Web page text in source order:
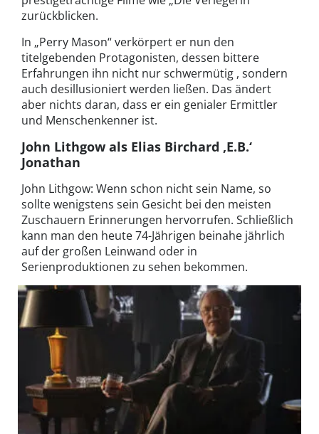
zurückblicken.
In „Perry Mason“ verkörpert er nun den
titelgebenden Protagonisten, dessen bittere
Erfahrungen ihn nicht nur schwermütig , sondern
auch desillusioniert werden ließen. Das ändert
aber nichts daran, dass er ein genialer Ermittler
und Menschenkenner ist.
John Lithgow als Elias Birchard ‚E.B.‘
Jonathan
John Lithgow: Wenn schon nicht sein Name, so
sollte wenigstens sein Gesicht bei den meisten
Zuschauern Erinnerungen hervorrufen. Schließlich
kann man den heute 74-Jährigen beinahe jährlich
auf der großen Leinwand oder in
Serienproduktionen zu sehen bekommen.